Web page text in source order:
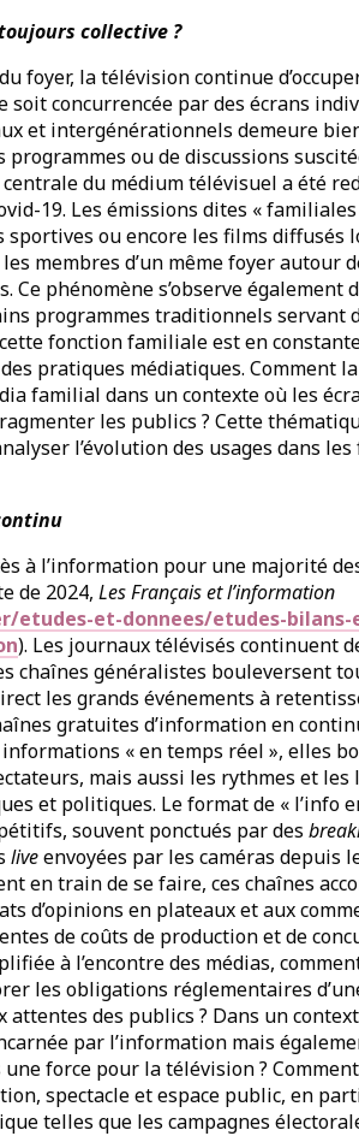
collective ?
foyer, la télévision continue
concurrencée par des écrans
et intergénérationnels demeure
programmes ou de discussions
du médium télévisuel a été
19. Les émissions dites « familiales
ou encore les films diffusés
membres d’un même foyer autour
Ce phénomène s’observe également
programmes traditionnels servant
fonction familiale est en
pratiques médiatiques. Comment
familial dans un contexte où les
les publics ? Cette
l’évolution des usages dans les
à l’information pour une majorité
de 2024, Les Français et l’information
et-donnees/etudes-
). Les journaux télévisés continuent
chaînes généralistes bouleversent
les grands événements à
gratuites d’information en
« en temps réel », elles
mais aussi les rythmes et les
et politiques. Le format de « l’info
souvent ponctués par des
liveenvoyées par les caméras depuis
en train de se faire, ces chaînes
d’opinions en plateaux et aux
de coûts de production et de
à l’encontre des médias,
les obligations réglementaires
des publics ? Dans un
par l’information mais
force pour la télévision ?
spectacle et espace public, en
telles que les campagnes